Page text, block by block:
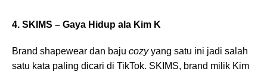
4. SKIMS – Gaya Hidup ala Kim K
Brand shapewear dan baju cozyyang satu ini jadi salah
satu kata paling dicari di TikTok. SKIMS, brand milik Kim